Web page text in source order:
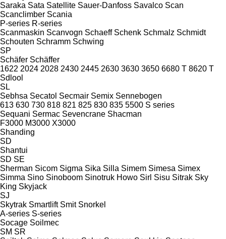
Saraka Sata Satellite Sauer-Danfoss Savalco Scan
Scanclimber Scania
P-series R-series
Scanmaskin Scanvogn Schaeff Schenk Schmalz Schmidt
Schouten Schramm Schwing
SP
Schäfer Schäffer
1622 2024 2028 2430 2445 2630 3630 3650 6680 T 8620 T
Sdlool
SL
Sebhsa Secatol Secmair Semix Sennebogen
613 630 730 818 821 825 830 835 5500 S series
Sequani Sermac Sevencrane Shacman
F3000 M3000 X3000
Shanding
SD
Shantui
SD SE
Sherman Sicom Sigma Sika Silla Simem Simesa Simex
Simma Sino Sinoboom Sinotruk Howo Sirl Sisu Sitrak Sky
King Skyjack
SJ
Skytrak Smartlift Smit Snorkel
A-series S-series
Socage Soilmec
SM SR